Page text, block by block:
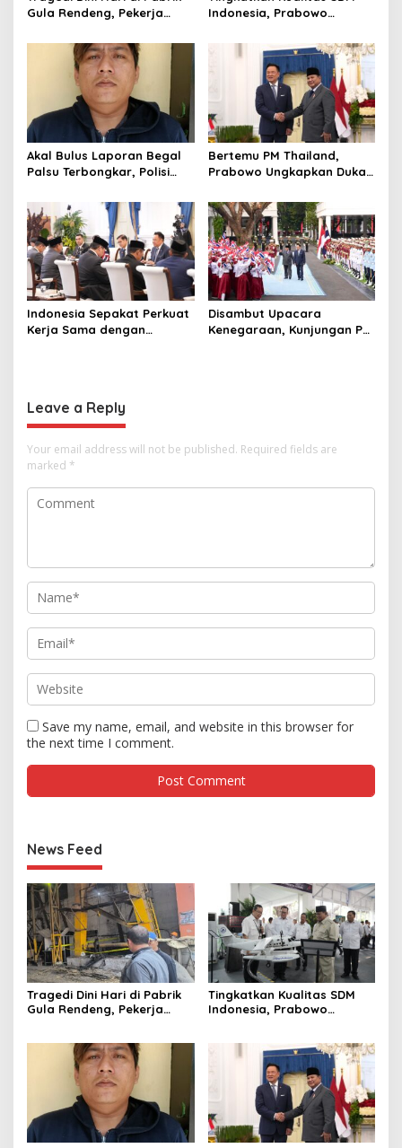
Gula Rendeng, Pekerja
Pengangkat Tebu
Indonesia, Prabowo
hingga Undang Universitas
Terbaik Dunia
Akal Bulus Laporan Begal
Palsu Terbongkar, Polisi
Perusahaan untuk Crypto
Bertemu PM Thailand,
Prabowo Ungkapkan Duka
Selamat Ulang Tahun ke
Raja Thailand
Indonesia Sepakat Perkuat
Kerja Sama dengan
Disambut Upacara
Kenegaraan, Kunjungan PM
Leave a Reply
Your email address will not be published. Required fields are
marked *
Save my name, email, and website in this browser for
the next time I comment.
News Feed
Tragedi Dini Hari di Pabrik
Gula Rendeng, Pekerja
Tingkatkan Kualitas SDM
Indonesia, Prabowo
Terbaik Dunia